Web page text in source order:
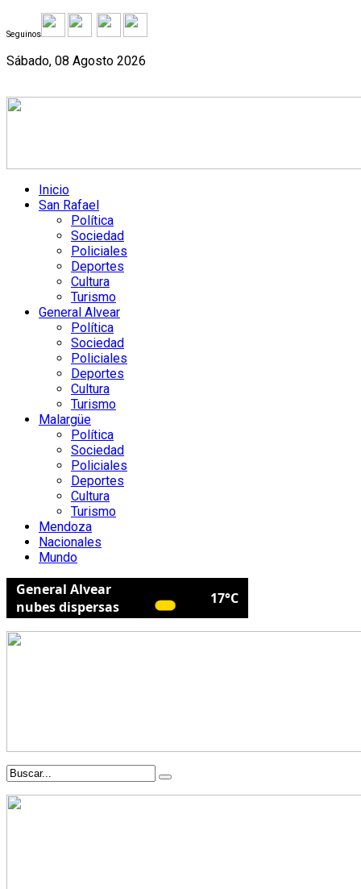
Seguinos
Sábado, 08 Agosto 2026
Inicio
San Rafael
Política
Sociedad
Policiales
Deportes
Cultura
Turismo
General Alvear
Política
Sociedad
Policiales
Deportes
Cultura
Turismo
Malargüe
Política
Sociedad
Policiales
Deportes
Cultura
Turismo
Mendoza
Nacionales
Mundo
General Alvear
nubes dispersas
17°C